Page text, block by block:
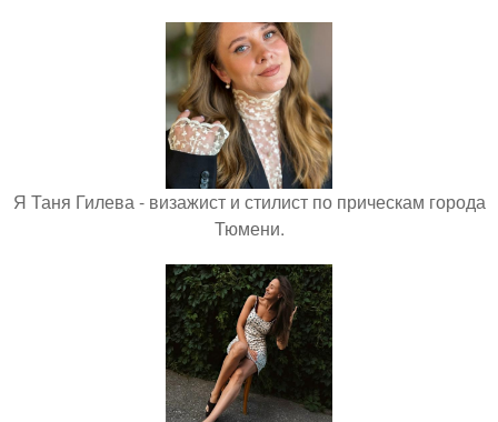
Я Таня Гилева - визажист и стилист по прическам города
Тюмени.